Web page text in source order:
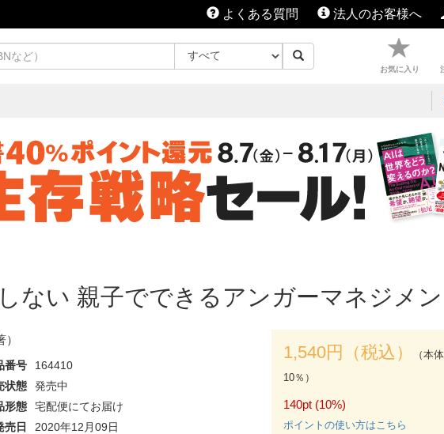
よくある質問 法人のお客様へ
お気に入り
ない 親子でできるアンガーマネジメン
）
番号
164410
状態
発売中
形態
宅配便にてお届け
売日
2020年12月09日
1,540円（税込）
（本
10％）
140pt (10%)
ポイントの使い方はこちら